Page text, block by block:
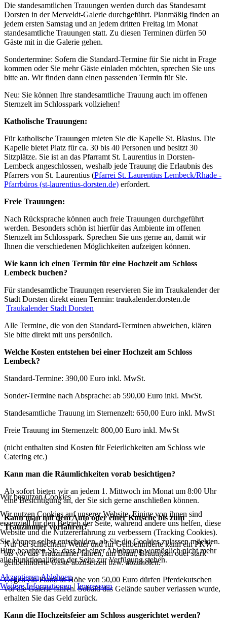
Die standesamtlichen Trauungen werden durch das Standesamt
Dorsten in der Merveldt-Galerie durchgeführt. Planmäßig finden an
jedem ersten Samstag und an jedem dritten Freitag im Monat
standesamtliche Trauungen statt. Zu diesen Terminen dürfen 50
Gäste mit in die Galerie gehen.
Sondertermine: Sofern die Standard-Termine für Sie nicht in Frage
kommen oder Sie mehr Gäste einladen möchten, sprechen Sie uns
bitte an. Wir finden dann einen passenden Termin für Sie.
Neu: Sie können Ihre standesamtliche Trauung auch im offenen
Sternzelt im Schlosspark vollziehen!
Katholische Trauungen:
Für katholische Trauungen mieten Sie die Kapelle St. Blasius. Die
Kapelle bietet Platz für ca. 30 bis 40 Personen und besitzt 30
Sitzplätze. Sie ist an das Pfarramt St. Laurentius in Dorsten-
Lembeck angeschlossen, weshalb jede Trauung die Erlaubnis des
Pfarrers von St. Laurentius (Pfarrei St. Laurentius Lembeck/Rhade -
Pfarrbüros (st-laurentius-dorsten.de) erfordert.
Freie Trauungen:
Nach Rücksprache können auch freie Trauungen durchgeführt
werden. Besonders schön ist hierfür das Ambiente im offenen
Sternzelt im Schlosspark. Sprechen Sie uns gerne an, damit wir
Ihnen die verschiedenen Möglichkeiten aufzeigen können.
Wie kann ich einen Termin für eine Hochzeit am Schloss
Lembeck buchen?
Für standesamtliche Trauungen reservieren Sie im Traukalender der
Stadt Dorsten direkt einen Termin: traukalender.dorsten.de
Traukalender Stadt Dorsten
Alle Termine, die von den Standard-Terminen abweichen, klären
Sie bitte direkt mit uns persönlich.
Welche Kosten entstehen bei einer Hochzeit am Schloss
Lembeck?
Standard-Termine: 390,00 Euro inkl. MwSt.
Sonder-Termine nach Absprache: ab 590,00 Euro inkl. MwSt.
Standesamtliche Trauung im Sternenzelt: 650,00 Euro inkl. MwSt
Freie Trauung im Sternenzelt: 800,00 Euro inkl. MwSt
(nicht enthalten sind Kosten für Feierlichkeiten am Schloss wie
Catering etc.)
Kann man die Räumlichkeiten vorab besichtigen?
Ab sofort bieten wir an jedem 1. Mittwoch im Monat um 8:00 Uhr
eine Besichtigung an, der Sie sich gerne anschließen können.
Kann man mit dem Auto oder einer Kutsche bis zum
Trauzimmer vorfahren?
Nur bei schlechtem Wetter und für Gehbehinderte kann ein PKW
bis vor das Trauzimmer fahren, um Braut, Bräutigam oder stark
gehbehinderte Gäste abzusetzen bzw. abzuholen.
Gegen ein Pfand in Höhe von 50,00 Euro dürfen Pferdekutschen
vor die Galerie fahren. Sobald das Gelände sauber verlassen wurde,
erhalten Sie das Geld zurück.
Kann die Hochzeitsfeier am Schloss ausgerichtet werden?
Wir benutzen Cookies
Wir nutzen Cookies auf unserer Website. Einige von ihnen sind
essenziell für den Betrieb der Seite, während andere uns helfen, diese
Website und die Nutzererfahrung zu verbessern (Tracking Cookies).
Sie können selbst entscheiden, ob Sie die Cookies zulassen möchten.
Bitte beachten Sie, dass bei einer Ablehnung womöglich nicht mehr
alle Funktionalitäten der Seite zur Verfügung stehen.
Akzeptieren Ablehnen
Weitere Informationen| Impressum